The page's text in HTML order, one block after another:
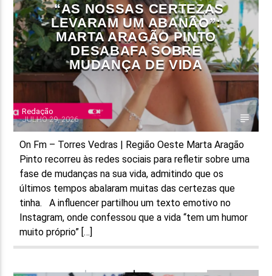
“AS NOSSAS CERTEZAS
LEVARAM UM ABANÃO”:
MARTA ARAGÃO PINTO
DESABAFA SOBRE
MUDANÇA DE VIDA
Redação
JULHO 29, 2026
On Fm – Torres Vedras | Região Oeste Marta Aragão
Pinto recorreu às redes sociais para refletir sobre uma
fase de mudanças na sua vida, admitindo que os
últimos tempos abalaram muitas das certezas que
tinha. A influencer partilhou um texto emotivo no
Instagram, onde confessou que a vida “tem um humor
muito próprio” […]